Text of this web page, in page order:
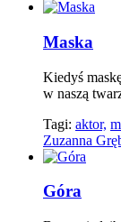
Maska
Kiedyś
w naszą
Tagi: aktor,
Zuzanna
Góra